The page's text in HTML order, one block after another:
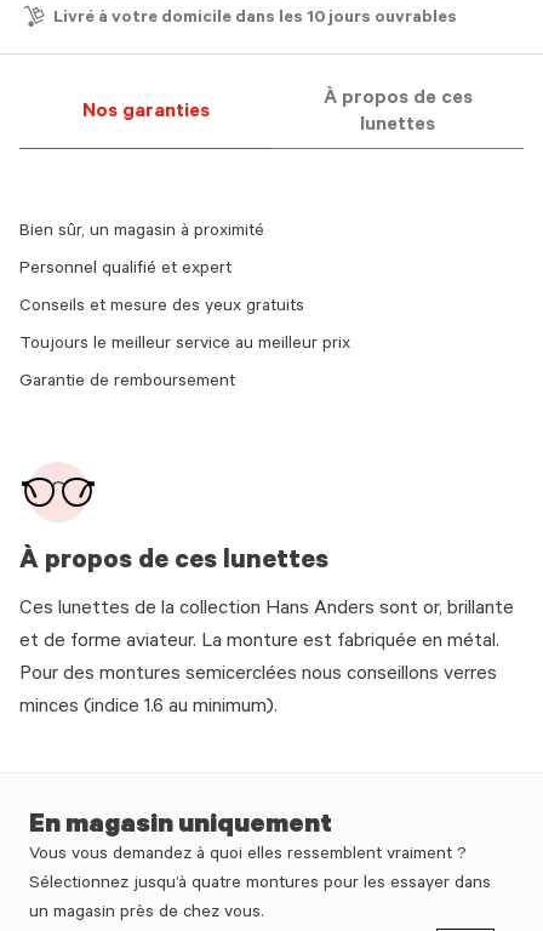
Livré à votre domicile dans les 10 jours ouvrables
Nos garanties
À propos de ces
lunettes
À propos de ces lunettes
Ces lunettes de la collection Hans Anders sont or, brillante
et de forme aviateur. La monture est fabriquée en métal.
Pour des montures semicerclées nous conseillons verres
minces (indice 1.6 au minimum).
Bien sûr, un magasin à proximité
Personnel qualifié et expert
Conseils et mesure des yeux gratuits
Toujours le meilleur service au meilleur prix
Garantie de remboursement
En magasin uniquement
Vous vous demandez à quoi elles ressemblent vraiment ?
Sélectionnez jusqu’à quatre montures pour les essayer dans
un magasin près de chez vous.